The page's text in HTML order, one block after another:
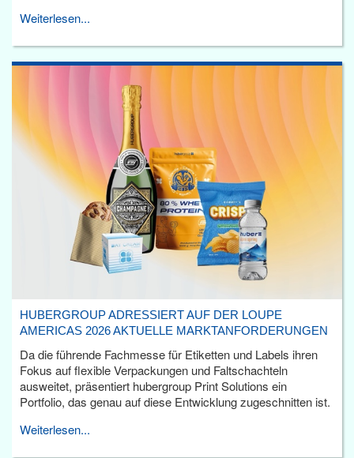
Weiterlesen...
HUBERGROUP ADRESSIERT AUF DER LOUPE
AMERICAS 2026 AKTUELLE MARKTANFORDERUNGEN
Da die führende Fachmesse für Etiketten und Labels ihren
Fokus auf flexible Verpackungen und Faltschachteln
ausweitet, präsentiert hubergroup Print Solutions ein
Portfolio, das genau auf diese Entwicklung zugeschnitten ist.
Weiterlesen...